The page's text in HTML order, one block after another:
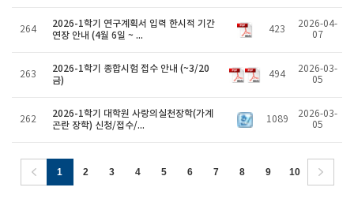
264
2026-1학기 연구계획서 입력 한시적 기간
연장 안내 (4월 6일 ~ ...
423
2026-04-
07
263
2026-1학기 종합시험 접수 안내 (~3/20
금)
494
2026-03-
05
262
2026-1학기 대학원 사랑의실천장학(가계
곤란 장학) 신청/접수/...
1089
2026-03-
05
1 2 3 4 5 6 7 8 9 10